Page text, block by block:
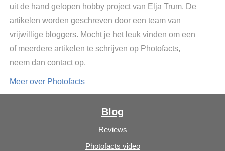
uit de hand gelopen hobby project van Elja Trum. De
artikelen worden geschreven door een team van
vrijwillige bloggers. Mocht je het leuk vinden om een
of meerdere artikelen te schrijven op Photofacts,
neem dan contact op.
Meer over Photofacts
Blog
Reviews
Photofacts video